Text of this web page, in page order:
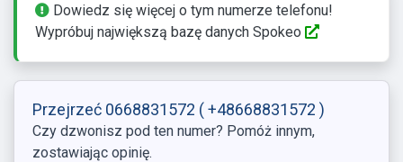
Dowiedz się więcej o tym numerze telefonu!
Wypróbuj największą bazę danych Spokeo
Przejrzeć 0668831572 ( +48668831572 )
Czy dzwonisz pod ten numer? Pomóż innym,
zostawiając opinię.